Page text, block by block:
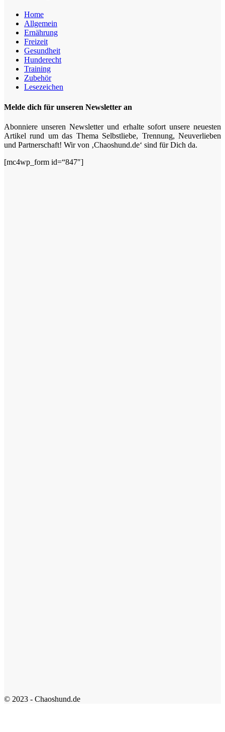
Home
Allgemein
Ernährung
Freizeit
Gesundheit
Hunderecht
Training
Zubehör
Lesezeichen
Melde dich für unseren Newsletter an
Abonniere unseren Newsletter und erhalte sofort unsere neuesten
Artikel rund um das Thema Selbstliebe, Trennung, Neuverlieben
und Partnerschaft! Wir von ‚Chaoshund.de‘ sind für Dich da.
[mc4wp_form id=“847″]
© 2023 - Chaoshund.de